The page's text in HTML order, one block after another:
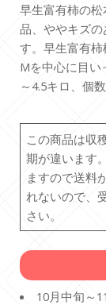
早生富有柿の
品、ややキズ
す。早生富有柿
Mを中心に目い
～4.5キロ、個
この商品は収
期が違います
ますので送料
れないので、
さい。
10月中旬～